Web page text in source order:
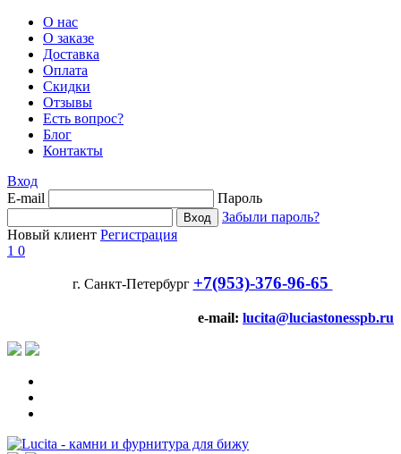
О нас
О заказе
Доставка
Оплата
Скидки
Отзывы
Есть вопрос?
Блог
Контакты
Вход
E-mail
Пароль
Забыли пароль?
Новый клиент Регистрация
1 0
г. Санкт-Петербург +7(953)-376-96-65
e-mail: lucita@luciastonesspb.ru